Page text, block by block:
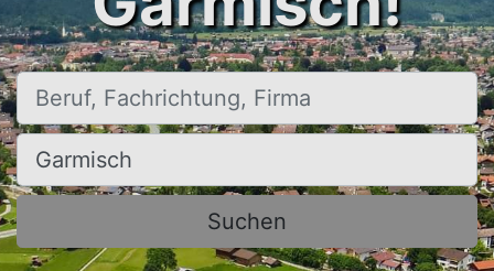
Beruf, Fachrichtung, Firma
Ort, Stadt
Suchen